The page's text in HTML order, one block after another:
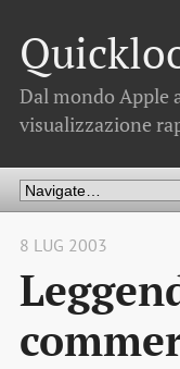
Dal mondo Apple
visualizzazione
8 LUG 2003